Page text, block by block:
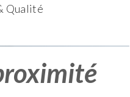
Qualité